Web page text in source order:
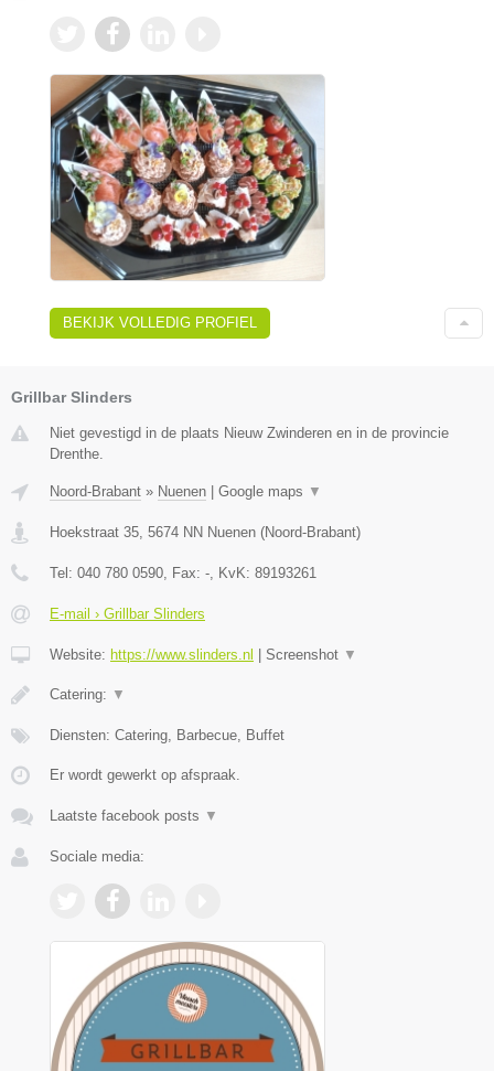
BEKIJK VOLLEDIG PROFIEL
Grillbar Slinders
Niet gevestigd in de plaats Nieuw Zwinderen en in de provincie
Drenthe.
Noord-Brabant » Nuenen Google maps ▼
Hoekstraat 35, 5674 NN Nuenen (Noord-Brabant)
Tel: 040 780 0590, Fax: -, KvK: 89193261
E-mail › Grillbar Slinders
Website: https://www.slinders.nl Screenshot ▼
Catering: ▼
Diensten: Catering, Barbecue, Buffet
Er wordt gewerkt op afspraak.
Laatste facebook posts ▼
Sociale media: